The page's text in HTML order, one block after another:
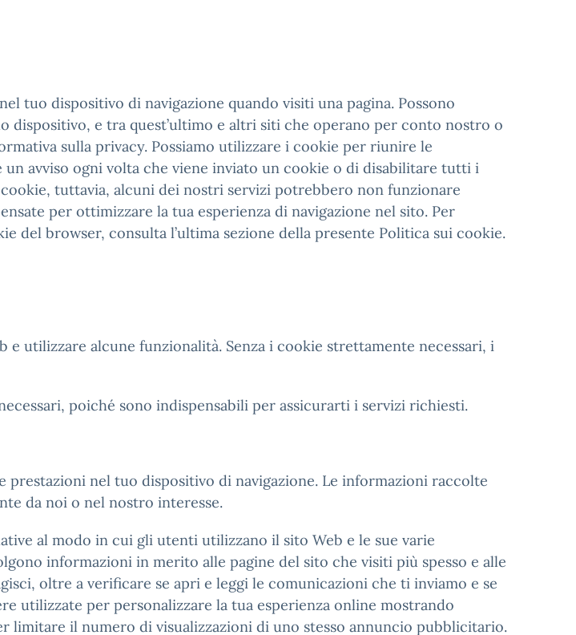
tuo dispositivo di navigazione quando visiti una pagina. Possono
e tra quest’ultimo e altri siti che operano per conto nostro o
sulla privacy. Possiamo utilizzare i cookie per riunire le
avviso ogni volta che viene inviato un cookie o di disabilitare tutti i
tuttavia, alcuni dei nostri servizi potrebbero non funzionare
per ottimizzare la tua esperienza di navigazione nel sito. Per
del browser, consulta l’ultima sezione della presente Politica sui cookie.
utilizzare alcune funzionalità. Senza i cookie strettamente necessari, i
poiché sono indispensabili per assicurarti i servizi richiesti.
nel tuo dispositivo di navigazione. Le informazioni raccolte
da noi o nel nostro interesse.
al modo in cui gli utenti utilizzano il sito Web e le sue varie
informazioni in merito alle pagine del sito che visiti più spesso e alle
oltre a verificare se apri e leggi le comunicazioni che ti inviamo e se
utilizzate per personalizzare la tua esperienza online mostrando
il numero di visualizzazioni di uno stesso annuncio pubblicitario.